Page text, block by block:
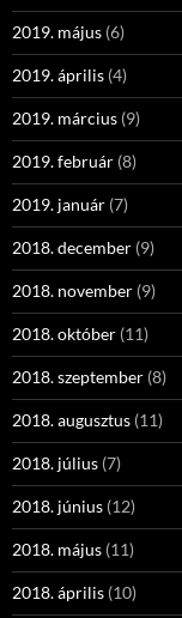
2019. május (6)
2019. április (4)
2019. március (9)
2019. február (8)
2019. január (7)
2018. december (9)
2018. november (9)
2018. október (11)
2018. szeptember (8)
2018. augusztus (11)
2018. július (7)
2018. június (12)
2018. május (11)
2018. április (10)